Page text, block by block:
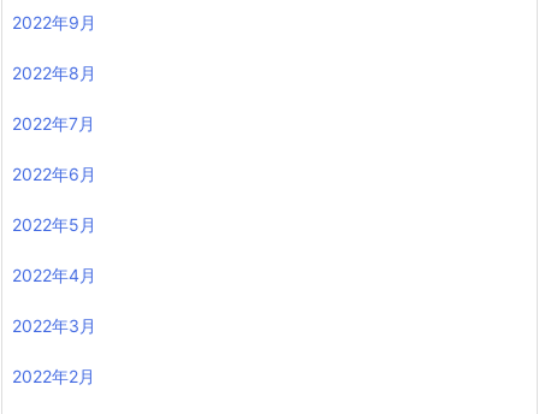
2022年9月
2022年8月
2022年7月
2022年6月
2022年5月
2022年4月
2022年3月
2022年2月